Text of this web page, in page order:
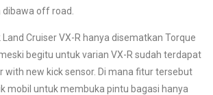
off road.
Cruiser VX-R hanya disematkan Torque
begitu untuk varian VX-R sudah terdapat
with new kick sensor. Di mana fitur tersebut
mobil untuk membuka pintu bagasi hanya